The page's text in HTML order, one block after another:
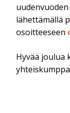
lähettämällä
osoitteeseen
Hyvää joulua